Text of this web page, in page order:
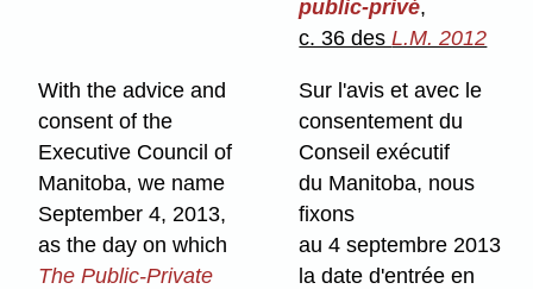
public-privé,
c. 36 desL.M. 2012
With the advice and
consent of the
Executive Council of
Manitoba, we name
September 4, 2013,
as the day on which
The Public-Private
Sur l'avis et avec le
consentement du
Conseil exécutif
du Manitoba, nous
fixons
au 4 septembre 2013
la date d'entrée en